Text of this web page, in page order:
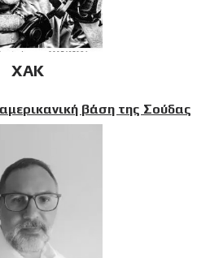
XAK
βάση της Σούδας